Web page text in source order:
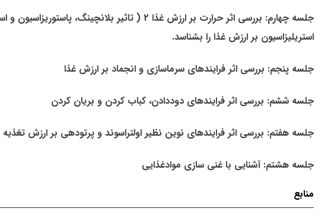
جلسه چهارم: بررسی اثر حرارت بر ارزش غذا 2 ( تاثیر
استریلیزاسیون بر ارزش غذا را بشناسد.
جلسه پنجم: بررسی اثر فرایندهای سرماسازی و انجماد بر ارزش غذا
جلسه ششم: بررسی اثر فرایندهای دوددادن، کباب کردن و بریان کردن
جلسه هفتم: بررسی اثر فرایندهای نوین نظیر اولتراسوند و پرتودهی بر ارزش
جلسه هشتم: آشنایی با غنی سازی موادغذایی
منابع